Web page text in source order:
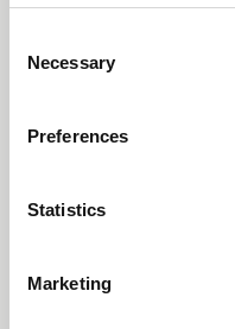
Selection
Necessary
Preferences
Statistics
Marketing
Notre troisième
met en avant les